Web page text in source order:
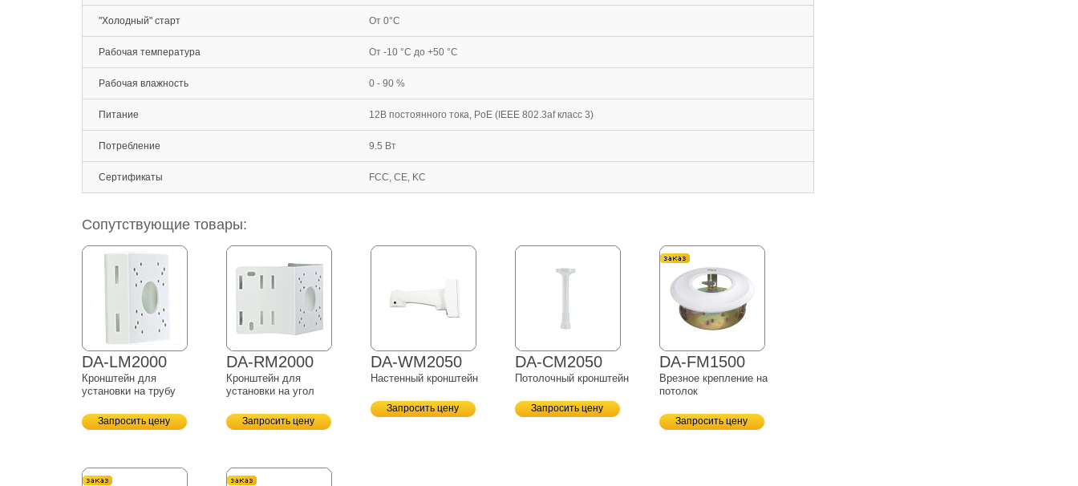
"Холодный" старт От 0°С
Рабочая температура От -10 °С до +50 °С
Рабочая влажность 0 - 90 %
Питание 12В постоянного тока, PoE (IEEE 802.3af класс 3)
Потребление 9.5 Вт
Сертификаты FCC, CE, KC
Сопутствующие товары:
DA-LM2000
Кронштейн для
установки на трубу
Запросить цену
DA-RM2000
Кронштейн для
установки на угол
Запросить цену
DA-WM2050
Настенный кронштейн
Запросить цену
DA-CM2050
Потолочный кронштейн
Запросить цену
DA-FM1500
Врезное крепление на
потолок
Запросить цену